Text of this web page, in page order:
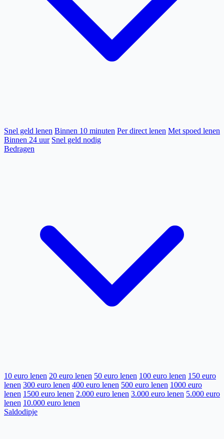
Snel geld lenen Binnen 10 minuten Per direct lenen Met spoed lenen
Binnen 24 uur Snel geld nodig
Bedragen
10 euro lenen 20 euro lenen 50 euro lenen 100 euro lenen 150 euro
lenen 300 euro lenen 400 euro lenen 500 euro lenen 1000 euro
lenen 1500 euro lenen 2.000 euro lenen 3.000 euro lenen 5.000 euro
lenen 10.000 euro lenen
Saldodipje